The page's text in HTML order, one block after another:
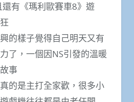
有《瑪利歐賽車8》遊
的樣子覺得自己明天又有
了，一個因NS引發的溫暖
事
的是主打全家歡，很多小